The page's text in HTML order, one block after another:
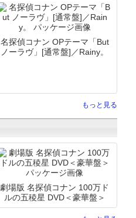
名探偵コナン OPテーマ「But
ノーラヴ」[通常盤]／Rainy。
もっと見る
劇場版 名探偵コナン 100万ド
ルの五稜星 DVD＜豪華盤＞